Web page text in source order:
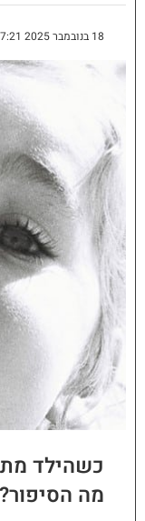
18 בנובמבר 2025 17:21
כשהילד
מה הסיפור?